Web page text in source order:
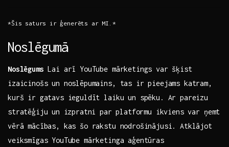
*Šis saturs ‌ir⁢ ģenerēts ⁣ar MI.*
Noslēgumā
Noslēgums Lai arī YouTube mārketings var šķist​
izaicinošs ​un noslēpumains, tas ‌ir pieejams katram,
kurš‍ ir gatavs ieguldīt laiku un ‍spēku. Ar pareizu
stratēģiju ⁣un izpratni par ⁢platformu ikviens var ņemt
vērā mācības,‌ kas šo rakstu nodrošinājusi. Atklājot⁣
veiksmīgas YouTube mārketinga aģentūras